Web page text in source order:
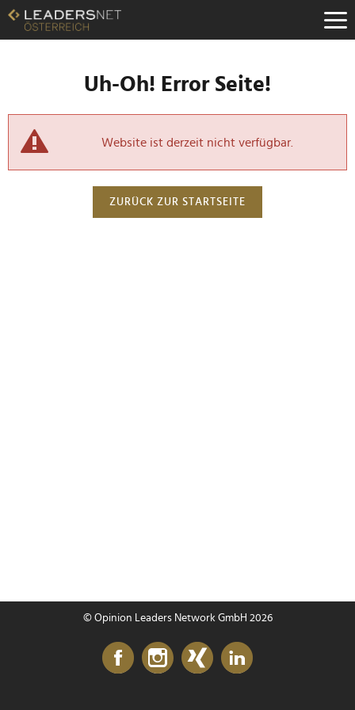
Uh-Oh! Error Seite!
Website ist derzeit nicht verfügbar.
ZURÜCK ZUR STARTSEITE
© Opinion Leaders Network GmbH 2026